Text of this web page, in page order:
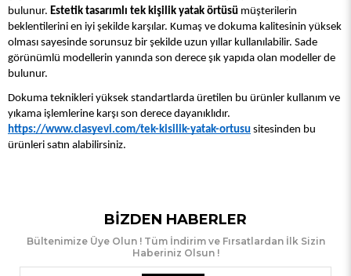
bulunur. Estetik tasarımlı tek kişilik yatak örtüsü müşterilerin
beklentilerini en iyi şekilde karşılar. Kumaş ve dokuma kalitesinin yüksek
olması sayesinde sorunsuz bir şekilde uzun yıllar kullanılabilir. Sade
görünümlü modellerin yanında son derece şık yapıda olan modeller de
bulunur.
Dokuma teknikleri yüksek standartlarda üretilen bu ürünler kullanım ve
https://www.clasyevi.com/tek-kisilik-yatak-ortusu sitesinden bu
ürünleri satın alabilirsiniz.
BIZDEN HABERLER
Bültenimize Üye Olun ! Tüm İndirim ve Fırsatlardan İlk Sizin
Haberiniz Olsun !